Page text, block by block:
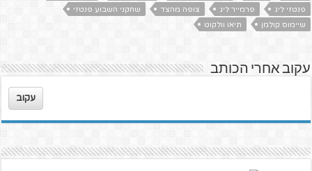
פנטזי ליג
פרמייר ליג צופה מהצד
שחקני השבוע פנטזי
שיימוס קולמן
תיאו וולקוט
עקוב אחרי הכותב
עקוב